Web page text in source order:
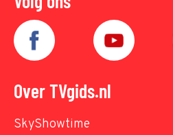
Over TVgids.nl
SkyShowtime